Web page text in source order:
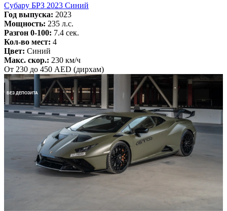
Субару БРЗ 2023 Синий
Год выпуска: 2023
Мощность: 235 л.с.
Разгон 0-100: 7.4 сек.
Кол-во мест: 4
Цвет: Синий
Макс. скор.: 230 км/ч
От 230 до 450 AED (дирхам)
БЕЗ ДЕПОЗИТА